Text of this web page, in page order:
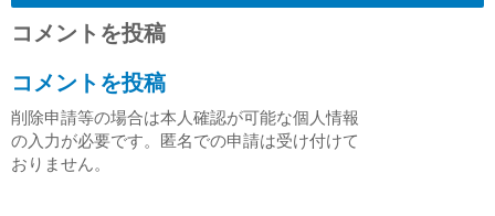
コメントを投稿
コメントを投稿
削除申請等の場合は本人確認が可能な個人情報
の入力が必要です。匿名での申請は受け付けて
おりません。